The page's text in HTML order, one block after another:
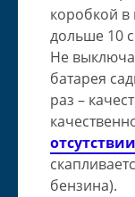
коробкой в
дольше 10
Не
батарея
раз –
бензина).